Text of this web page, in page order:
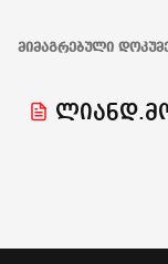
ᲛᲘᲛᲐᲒᲠᲔᲑᲣᲚᲘ